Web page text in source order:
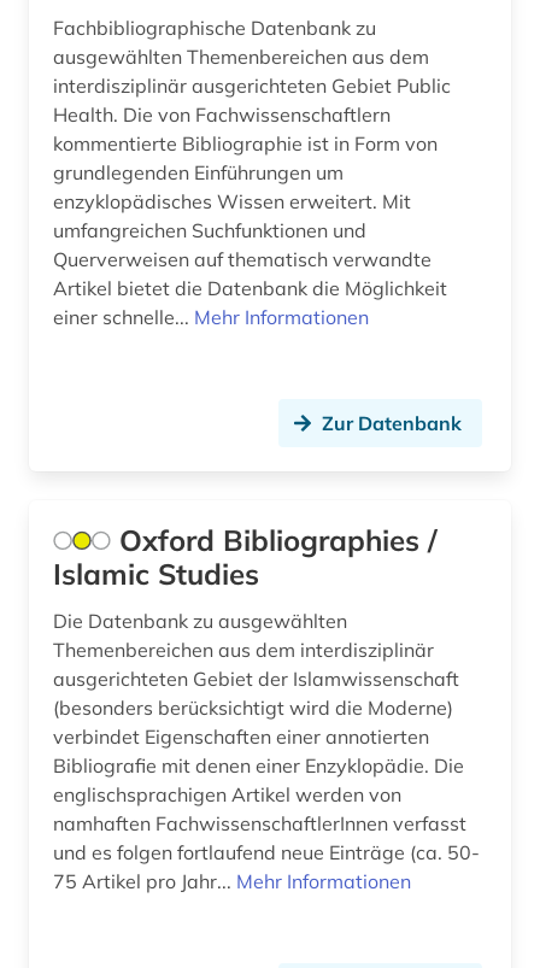
druckgeschichte (2)
druckgrafik (1)
druckwerk (15)
dänemark (1)
edition (2)
einführung (1)
elektronische publikation (1)
elektronisches publizieren (1)
england (1)
englisch (5)
englisches sprachgebiet (6)
entscheidungssammlung (1)
Slowakei (1)
Spanien (6)
Suedamerika (4)
Suedostasien (1)
Tschechische Republik (3)
Tuerkei (2)
USA (14)
Fachbibliographische Datenbank zu
ausgewählten Themenbereichen aus dem
interdisziplinär ausgerichteten Gebiet Public
Health. Die von Fachwissenschaftlern
kommentierte Bibliographie ist in Form von
grundlegenden Einführungen um
enzyklopädisches Wissen erweitert. Mit
umfangreichen Suchfunktionen und
Querverweisen auf thematisch verwandte
Artikel bietet die Datenbank die Möglichkeit
einer schnelle... Mehr Informationen
Zur Datenbank
Oxford Bibliographies /
Islamic Studies
Die Datenbank zu ausgewählten
Themenbereichen aus dem interdisziplinär
ausgerichteten Gebiet der Islamwissenschaft
(besonders berücksichtigt wird die Moderne)
verbindet Eigenschaften einer annotierten
Bibliografie mit denen einer Enzyklopädie. Die
englischsprachigen Artikel werden von
namhaften FachwissenschaftlerInnen verfasst
und es folgen fortlaufend neue Einträge (ca. 50-
75 Artikel pro Jahr... Mehr Informationen